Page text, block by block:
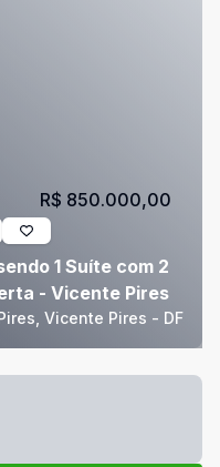
1 Suíte com 2
- Vicente Pires
Vicente Pires - DF
R$ 850.000,00